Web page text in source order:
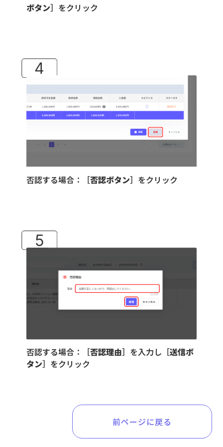
ボタン］をクリック
否認する場合：［否認ボタン］をクリック
否認する場合：［否認理由］を入力し［送信ボ
タン］をクリック
前ページに戻る